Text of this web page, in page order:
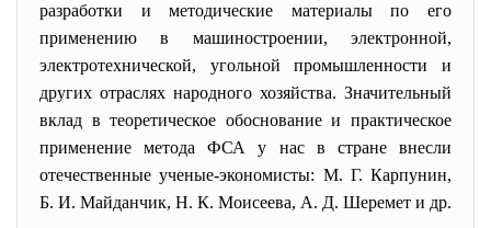
разработки и методические материалы по его
применению в машиностроении, электронной,
электротехнической, угольной промышленности и
других отраслях народного хозяйства. Значительный
вклад в теоретическое обоснование и практическое
применение метода ФСА у нас в стране внесли
отечественные ученые-экономисты: М. Г. Карпунин,
Б. И. Майданчик, Н. К. Моисеева, А. Д. Шеремет и др.